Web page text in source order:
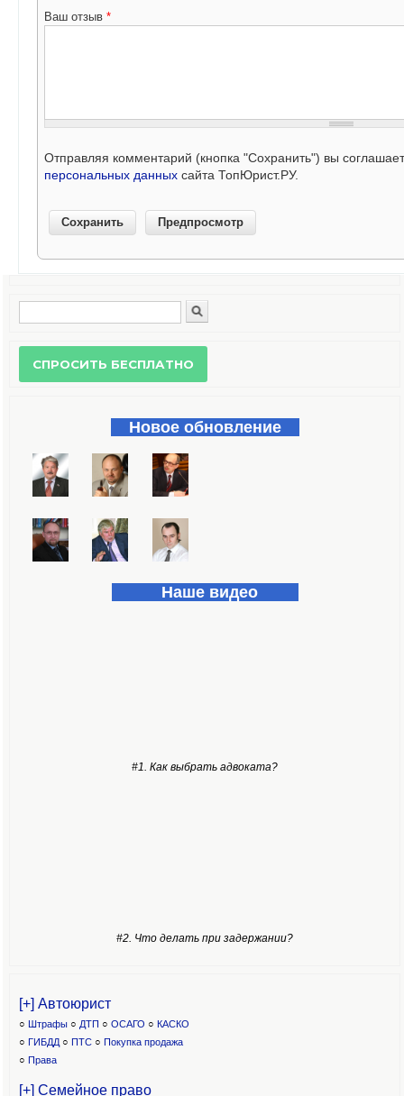
Ваш отзыв *
Отправляя комментарий (кнопка "Сохранить") вы
персональных данных сайта ТопЮрист.РУ.
Форма поиска
Новое обновление
Наше видео
#1. Как выбрать адвоката?
#2. Что делать при задержании?
[+] Автоюрист
○ Штрафы ○ ДТП ○ ОСАГО ○ КАСКО
○ ГИБДД ○ ПТС ○ Покупка продажа
○ Права
[+] Семейное право